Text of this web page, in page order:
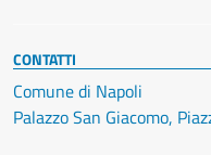
CONTATTI
Comune di Napoli
Palazzo San Giacomo,